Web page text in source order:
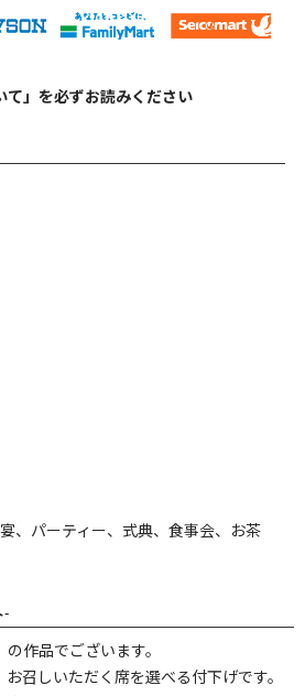
」を必ずお読みください
、パーティー、式典、食事会、お茶
-
作品でございます。
召しいただく席を選べる付下げです。